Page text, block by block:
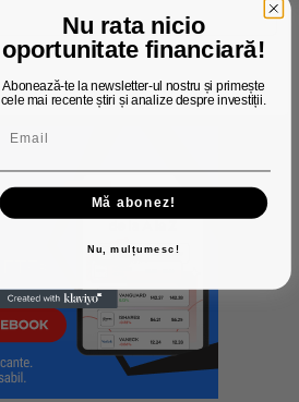
Nu rata nicio
oportunitate financiară!
Abonează-te la newsletter-ul nostru și primește
cele mai recente știri și analize despre investiții.
Mă abonez!
Nu, mulțumesc!